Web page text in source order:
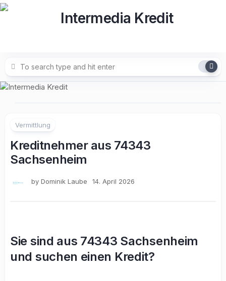
Skip
Vermittlung
Kreditnehmer aus 74343
Sachsenheim
by Dominik Laube 14. April 2026
Sie sind aus 74343 Sachsenheim
und suchen einen Kredit?